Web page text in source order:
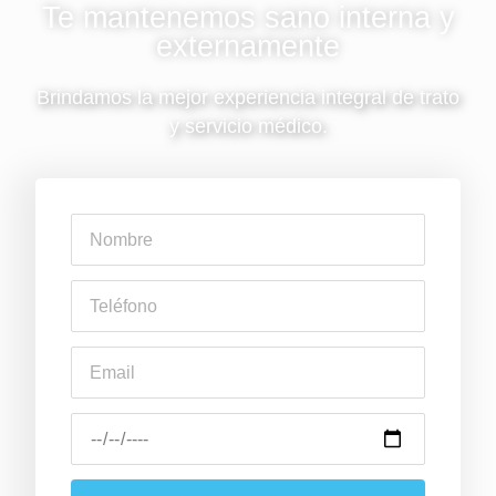
Te mantenemos sano interna y
externamente
Brindamos la mejor experiencia integral de trato
y servicio médico.